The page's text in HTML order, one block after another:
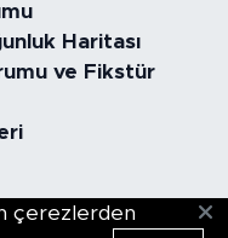
Haritası
ve Fikstür
çerezlerden